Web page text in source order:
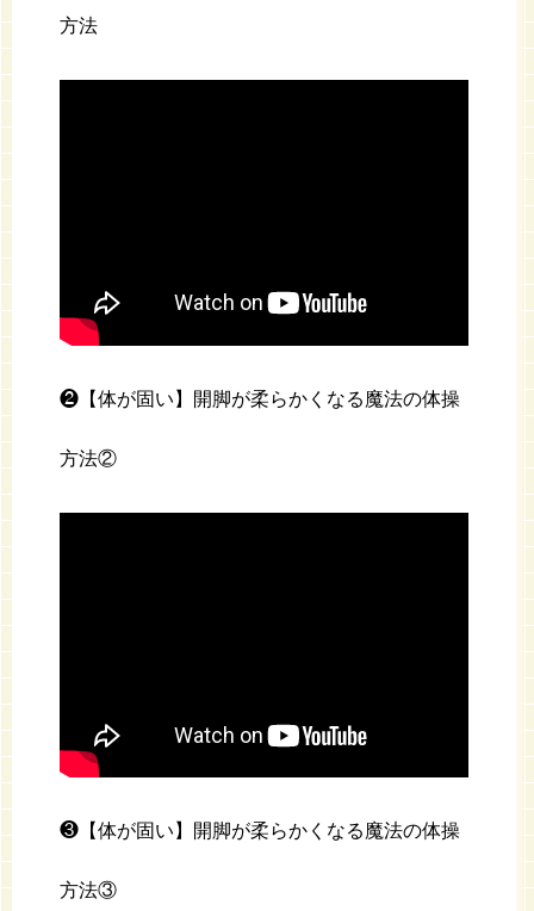
方法
❷【体が固い】開脚が柔らかくなる魔法の体操
方法②
❸【体が固い】開脚が柔らかくなる魔法の体操
方法③